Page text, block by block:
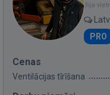
Bija
PRO
Cenas
Ventilācijas tīrīšana